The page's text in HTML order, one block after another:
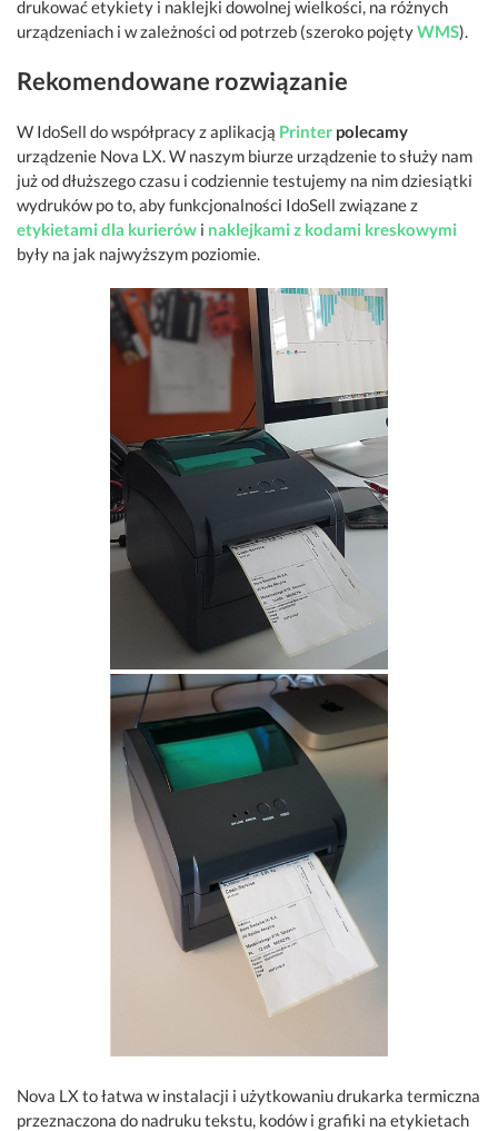
drukować etykiety i naklejki dowolnej wielkości, na różnych
urządzeniach i w zależności od potrzeb (szeroko pojętyWMS).
Rekomendowane rozwiązanie
W IdoSell do współpracy z aplikacją Printer polecamy
urządzenie Nova LX. W naszym biurze urządzenie to służy nam
już od dłuższego czasu i codziennie testujemy na nim dziesiątki
wydruków po to, aby funkcjonalności IdoSell związane z
etykietami dla kurierów i naklejkami z kodami kreskowymi
były na jak najwyższym poziomie.
Nova LX to łatwa w instalacji i użytkowaniu drukarka termiczna
przeznaczona do nadruku tekstu, kodów i grafiki na etykietach